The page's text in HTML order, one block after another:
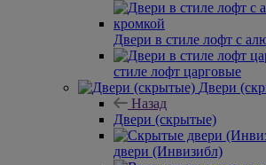
Двери в стиле лофт с
стиле лофт царговые
Двери
Назад
Двери (скрытые)
двери (Инвизибл)